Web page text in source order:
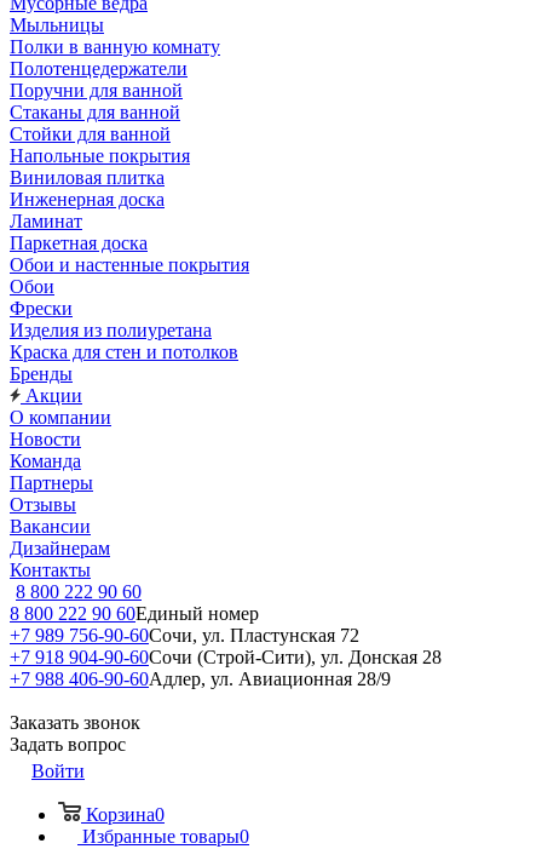
Мыльницы
Полки в ванную комнату
Полотенцедержатели
Поручни для ванной
Стаканы для ванной
Стойки для ванной
Напольные покрытия
Виниловая плитка
Инженерная доска
Ламинат
Паркетная доска
Обои и настенные покрытия
Обои
Фрески
Изделия из полиуретана
Краска для стен и потолков
Бренды
Акции
О компании
Новости
Команда
Партнеры
Отзывы
Вакансии
Дизайнерам
Контакты
8 800 222 90 60
8 800 222 90 60Единый номер
+7 989 756-90-60Сочи, ул. Пластунская 72
+7 918 904-90-60Сочи (Строй-Сити), ул. Донская 28
+7 988 406-90-60Адлер, ул. Авиационная 28/9
Заказать звонок
Задать вопрос
Войти
Корзина0
Избранные товары0